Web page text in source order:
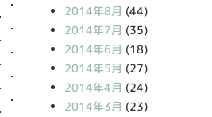
2014年8月 (44)
2014年7月 (35)
2014年6月 (18)
2014年5月 (27)
2014年4月 (24)
2014年3月 (23)